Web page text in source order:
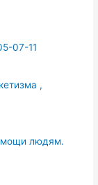
07-11
,
людям.